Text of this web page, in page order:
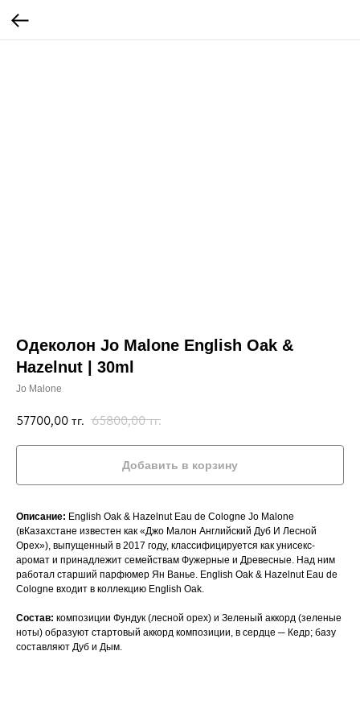
Одеколон Jo Malone English Oak &
Hazelnut | 30ml
Jo Malone
57700,00 тг. 65800,00 тг.
Добавить в корзину
Описание: English Oak & Hazelnut Eau de Cologne Jo Malone
(вКазахстане известен как «Джо Малон Английский Дуб И Лесной
Орех»), выпущенный в 2017 году, классифицируется как унисекс-
аромат и принадлежит семействам Фужерные и Древесные. Над ним
работал старший парфюмер Ян Ванье. English Oak & Hazelnut Eau de
Cologne входит в коллекцию English Oak.
Состав: композиции Фундук (лесной орех) и Зеленый аккорд (зеленые
ноты) образуют стартовый аккорд композиции, в сердце ─ Кедр; базу
составляют Дуб и Дым.